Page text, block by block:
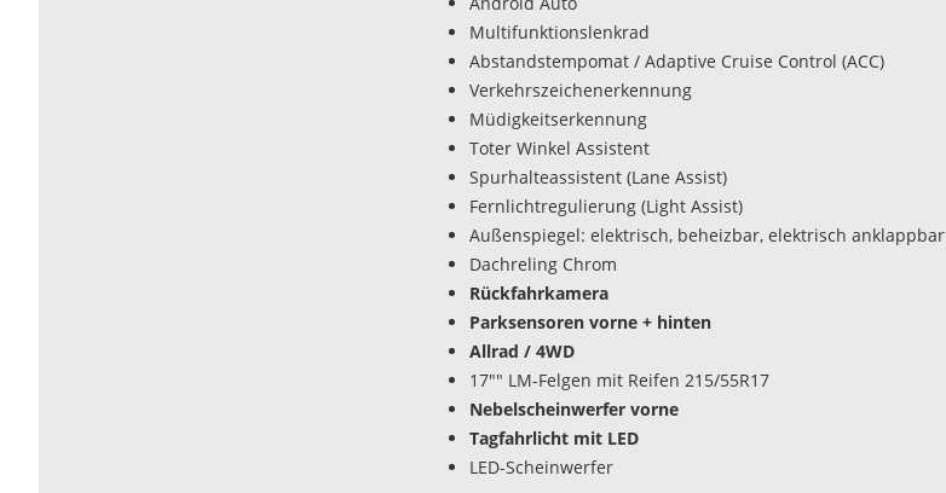
Multifunktionslenkrad
Abstandstempomat / Adaptive Cruise Control (ACC)
Verkehrszeichenerkennung
Müdigkeitserkennung
Toter Winkel Assistent
Spurhalteassistent (Lane Assist)
Fernlichtregulierung (Light Assist)
Außenspiegel: elektrisch, beheizbar, elektrisch anklappbar
Dachreling Chrom
Rückfahrkamera
Parksensoren vorne + hinten
Allrad / 4WD
17"" LM-Felgen mit Reifen 215/55R17
Nebelscheinwerfer vorne
Tagfahrlicht mit LED
LED-Scheinwerfer